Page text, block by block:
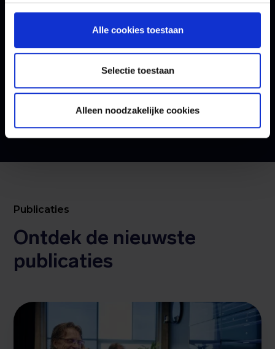
Alle cookies toestaan
Selectie toestaan
Alleen noodzakelijke cookies
Verzenden
Publicaties
Ontdek de nieuwste
publicaties